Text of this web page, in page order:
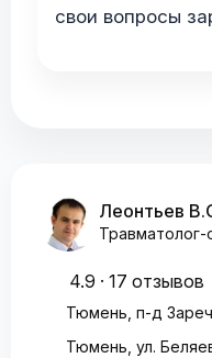
свои вопросы
Леонтьев
4.9 · 17 отзывов
Тюмень, п-д
Тюмень, ул.